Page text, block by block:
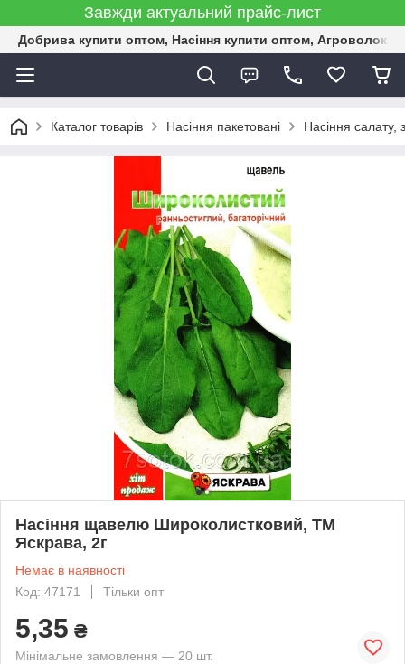
Завжди актуальний прайс-лист
Добрива купити оптом, Насіння купити оптом,
Каталог товарів Насіння пакетовані Насіння салату,
Насіння щавелю Широколистковий, ТМ
Яскрава, 2г
Немає в наявності
Код: 47171
Тільки опт
5,35 ₴
Мінімальне замовлення — 20 шт.